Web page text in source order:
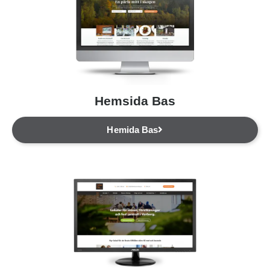
Hemsida Bas
Hemida Bas